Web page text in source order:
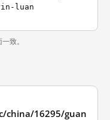
luan
致。
china/16295/guan